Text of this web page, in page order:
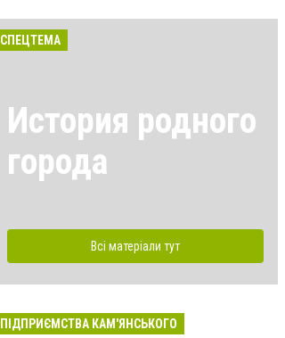
СПЕЦТЕМА
История родного
города
Всі матеріали тут
ПІДПРИЄМСТВА КАМ'ЯНСЬКОГО